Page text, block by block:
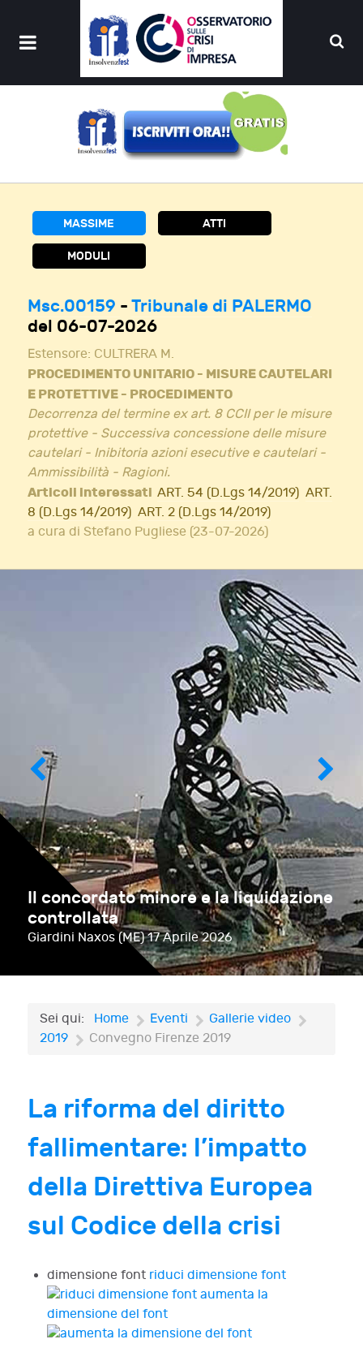
MASSIME ATTI
MODULI
Msc.00159 - Tribunale di PALERMO
del 06-07-2026
Estensore: CULTRERA M.
PROCEDIMENTO UNITARIO - MISURE CAUTELARI
E PROTETTIVE - PROCEDIMENTO
Decorrenza del termine ex art. 8 CCII per le misure
protettive - Successiva concessione delle misure
cautelari - Inibitoria azioni esecutive e cautelari -
Ammissibilità - Ragioni.
Articoli interessati ART. 54 (D.Lgs 14/2019) ART.
8 (D.Lgs 14/2019) ART. 2 (D.Lgs 14/2019)
a cura di Stefano Pugliese (23-07-2026)
Il concordato minore e la liquidazione
controllata
Giardini Naxos (ME) 17 Aprile 2026
Sei qui: Home Eventi
Gallerie video
2019
Convegno Firenze 2019
La riforma del diritto
fallimentare: l’impatto
della Direttiva Europea
sul Codice della crisi
dimensione font riduci dimensione font
aumenta la
dimensione del font